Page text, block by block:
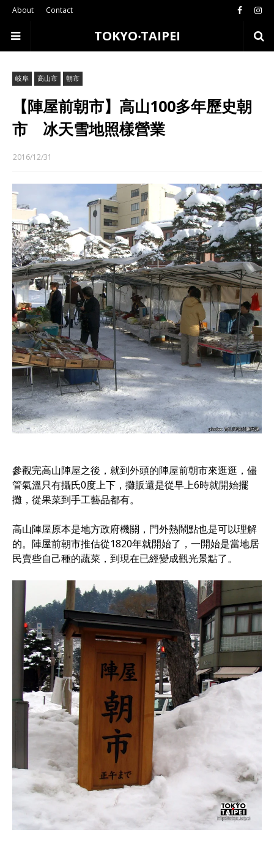
About Contact
TOKYO‧TAIPEI
岐阜 高山市 朝市
【陣屋前朝市】高山100多年歷史朝
市 冰天雪地照樣營業
2016/12/31
參觀完高山陣屋之後，就到外頭的陣屋前朝市來逛逛，儘
管氣溫只有攝氏0度上下，攤販還是從早上6時就開始擺
攤，從果菜到手工藝品都有。
高山陣屋原本是地方政府機關，門外熱鬧點也是可以理解
的。陣屋前朝市推估從1820年就開始了，一開始是當地居
民賣些自己種的蔬菜，到現在已經變成觀光景點了。